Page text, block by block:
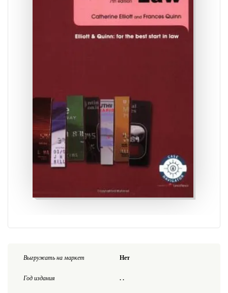
Выгружать на маркет Нет
Год издания . .